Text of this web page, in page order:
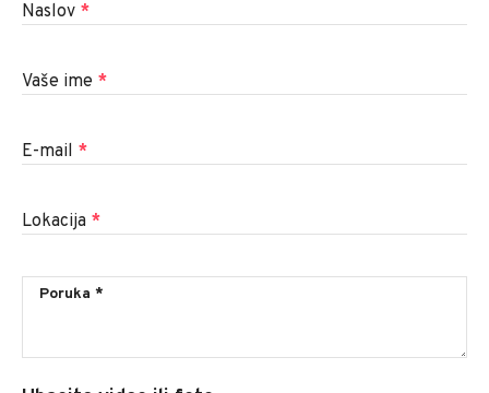
Naslov *
Vaše ime *
E-mail *
Lokacija *